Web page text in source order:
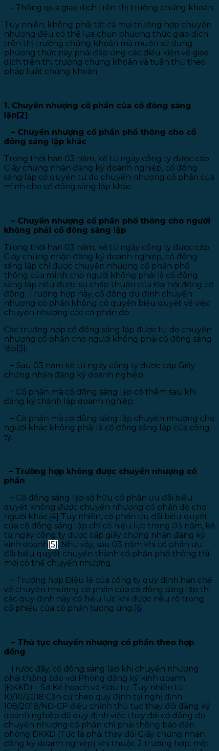
– Thông qua giao dịch trên thị trường chứng khoán
Tuy nhiên, không phải tất cả mọi trường hợp chuyển
nhượng đều có thể lựa chọn phương thức giao dịch
trên thị trường chứng khoán mà muốn sử dụng
phương thức này phải đáp ứng các điều kiện về giao
dịch trên thị trường chứng khoán và tuân thủ theo
pháp luật chứng khoán.
1. Chuyển nhượng cổ phần của cổ đông sáng
lập[2]
– Chuyển nhượng cổ phần phổ thông cho cổ
đông sáng lập khác
Trong thời hạn 03 năm, kể từ ngày công ty được cấp
Giấy chứng nhận đăng ký doanh nghiệp, cổ đông
sáng lập có quyền tự do chuyển nhượng cổ phần của
mình cho cổ đông sáng lập khác.
– Chuyển nhượng cổ phần phổ thông cho người
không phải cổ đông sáng lập
Trong thời hạn 03 năm, kể từ ngày công ty được cấp
Giấy chứng nhận đăng ký doanh nghiệp, cổ đông
sáng lập chỉ được chuyển nhượng cổ phần phổ
thông của mình cho người không phải là cổ đông
sáng lập nếu được sự chấp thuận của Đại hội đồng cổ
đông. Trường hợp này, cổ đông dự định chuyển
nhượng cổ phần không có quyền biểu quyết về việc
chuyển nhượng các cổ phần đó.
Các trường hợp cổ đông sáng lập được tự do chuyển
nhượng cổ phần cho người không phải cổ đông sáng
lập [3] :
+ Sau 03 năm kể từ ngày công ty được cấp Giấy
chứng nhận đăng ký doanh nghiệp;
+ Cổ phần mà cổ đông sáng lập có thêm sau khi
đăng ký thành lập doanh nghiệp;
+ Cổ phần mà cổ đông sáng lập chuyển nhượng cho
người khác không phải là cổ đông sáng lập của công
ty.
– Trường hợp không được chuyển nhượng cổ
phần
+ Cổ đông sáng lập sở hữu cổ phần ưu đãi biểu
quyết không được chuyển nhượng cổ phần đó cho
người khác. [4] Tuy nhiên, cổ phần ưu đãi biểu quyết
của cổ đông sáng lập chỉ có hiệu lực trong 03 năm, kể
từ ngày công ty được cấp giấy chứng nhận đăng ký
kinh doanh [5] . Như vậy, sau 03 năm khi cổ phần ưu
đãi biểu quyết chuyển thành cổ phần phổ thông thì
mới có thể chuyển nhượng.
+ Trường hợp Điều lệ của công ty quy định hạn chế
về chuyển nhượng cổ phần của cổ đông sáng lập thì
các quy định này có hiệu lực khi được nêu rõ trong
cổ phiếu của cổ phần tương ứng. [6]
– Thủ tục chuyển nhượng cổ phần theo hợp
đồng
Trước đây, cổ đông sáng lập khi chuyển nhượng
phải thông báo với Phòng đăng ký kinh doanh
(ĐKKD) – Sở Kế hoạch và Đầu tư. Tuy nhiên từ
10/10/2018 Căn cứ theo quy định tại nghị định
108/2018/NĐ-CP điều chỉnh thủ tục thay đổi đăng ký
doanh nghiệp đã quy định việc thay đổi cổ đông do
chuyển nhượng cổ phần chỉ phải thông báo đến
phòng ĐKKD (Tức là phải thay đổi Giấy chứng nhận
đăng ký doanh nghiệp) khi thuộc 2 trường hợp: một